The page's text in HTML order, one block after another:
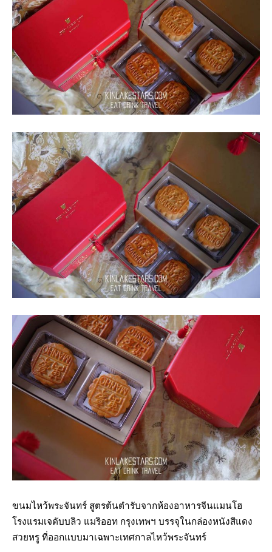
ขนมไหว้พระจันทร์ สูตรต้นตำรับจากห้องอาหารจีนแมนโฮ
โรงแรมเจดับบลิว แมริออท กรุงเทพฯ บรรจุในกล่องหนังสีแดง
สวยหรู ที่ออกแบบมาเฉพาะเทศกาลไหว้พระจันทร์